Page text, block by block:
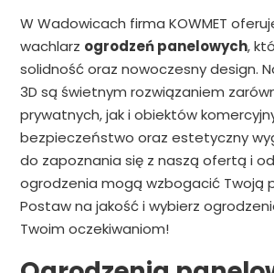
W Wadowicach firma KOWMET
wachlarz ogrodzeń panelowych,
solidność oraz nowoczesny design.
3D są świetnym rozwiązaniem
prywatnych, jak i obiektów
bezpieczeństwo oraz estetyczny
do zapoznania się z naszą ofertą i
ogrodzenia mogą wzbogacić Twoją
Postaw na jakość i wybierz
Twoim oczekiwaniom!